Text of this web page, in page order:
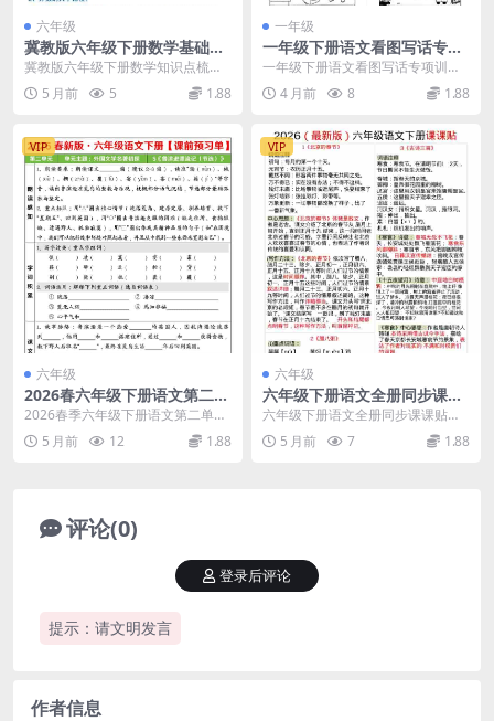
六年级
冀教版六年级下册数学基础知
识归纳总结（全册重点考点汇
冀教版六年级下册数学知识点梳理
面对即将到来的毕业复习，冀教版
六年级下册数学基础...
5 月前 5 1.88
一年级
一年级下册语文看图写话专项
训练66篇：提升写作基础的同
一年级下册语文看图写话专项训
练：打好写作第一步 看图写话是一
年级语文学习中的重难...
4 月前 8 1.88
VIP
六年级
2026春六年级下册语文第二单
元课前预习单专项整理（含字
2026春季六年级下册语文第二单元
预习单内容预览 为了帮助孩子在20
26春学期打...
5 月前 12 1.88
VIP
六年级
六年级下册语文全册同步课课
贴：各单元重点考点预习笔记
六年级下册语文全册同步课课贴：
各单元重点考点预习笔记汇总 在小
学阶段的最后一个学...
5 月前 7 1.88
评论(0)
提示：请文明发言
登录后评论
作者信息